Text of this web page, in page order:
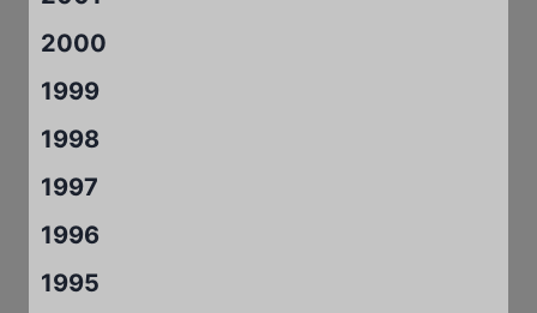
2000
1999
1998
1997
1996
1995